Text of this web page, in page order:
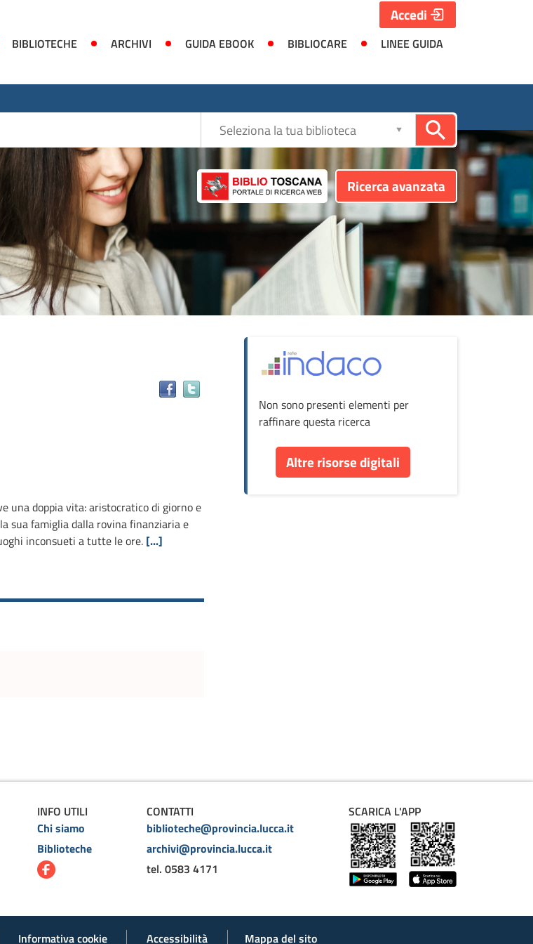
BIBLIOTECHE ARCHIVI GUIDA EBOOK BIBLIOCARE
LINEE GUIDA
Accedi
Ricerca avanzata
Seleziona
la
una doppia vita: aristocratico di giorno e
sua famiglia dalla rovina finanziaria e
inconsueti a tutte le ore. [...]
Non sono presenti elementi per
raffinare questa ricerca
Altre risorse digitali
INFO UTILI
Chi siamo
Biblioteche
CONTATTI
biblioteche@provincia.lucca.it
archivi@provincia.lucca.it
tel. 0583 4171
SCARICA L'APP
Informativa cookie Accessibilità Mappa del sito